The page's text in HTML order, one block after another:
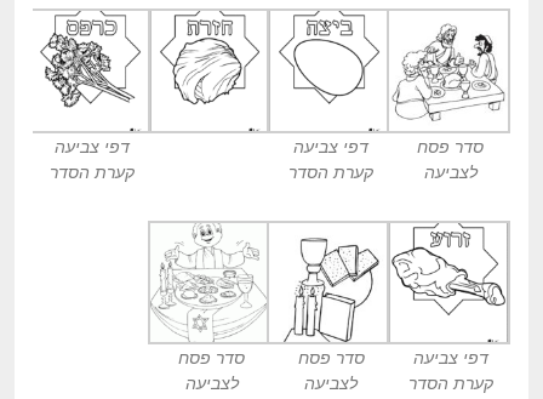
סדר פסח
לצביעה
דפי צביעה
קערת הסדר
דפי צביעה
קערת הסדר
דפי צביעה
קערת הסדר
סדר פסח
לצביעה
סדר פסח
לצביעה